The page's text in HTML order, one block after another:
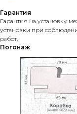
Гарантия
Гарантия на установку
установки при
работ.
Погонаж